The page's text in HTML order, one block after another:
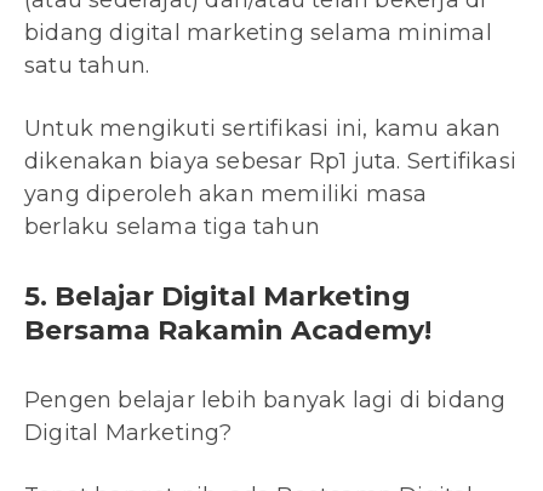
bidang digital marketing selama minimal
satu tahun.
Untuk mengikuti sertifikasi ini, kamu akan
dikenakan biaya sebesar Rp1 juta. Sertifikasi
yang diperoleh akan memiliki masa
berlaku selama tiga tahun
5. Belajar Digital Marketing
Bersama Rakamin Academy!
Pengen belajar lebih banyak lagi di bidang
Digital Marketing?